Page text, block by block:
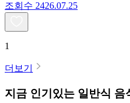
조회수 2426.07.25
1
더보기
지금 인기있는 일반식 음